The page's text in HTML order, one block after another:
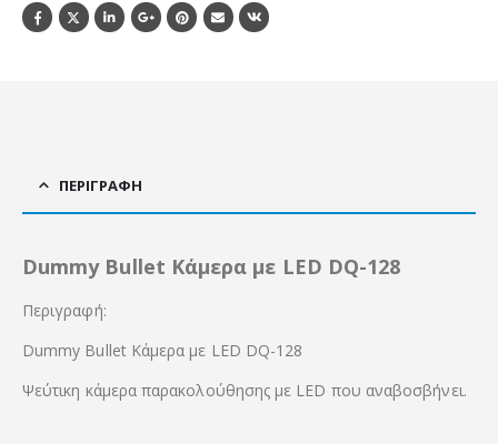
ΠΕΡΙΓΡΑΦΉ
Dummy Bullet Κάμερα με LED DQ-128
Περιγραφή:
Dummy Bullet Κάμερα με LED DQ-128
Ψεύτικη κάμερα παρακολούθησης με LED που αναβοσβήνει.